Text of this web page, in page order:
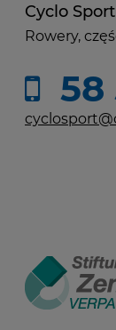
Cyclo Sport
Rowery,
58